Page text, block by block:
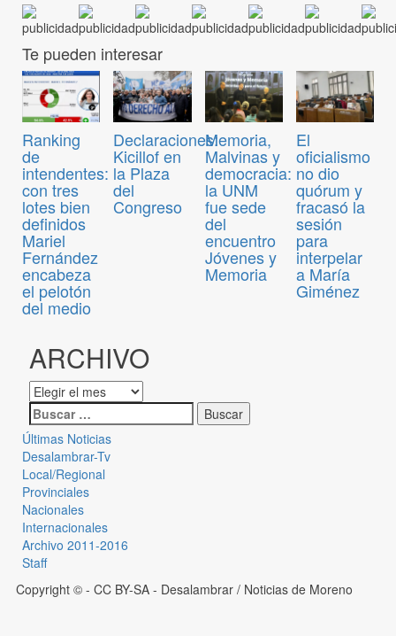
Te pueden interesar
Ranking
de
intendentes:
con tres
lotes bien
definidos
Mariel
Fernández
encabeza
el pelotón
del medio
Declaraciones:
Kicillof en
la Plaza
del
Congreso
Memoria,
Malvinas y
democracia:
la UNM
fue sede
del
encuentro
Jóvenes y
Memoria
El
oficialismo
no dio
quórum y
fracasó la
sesión
para
interpelar
a María
Giménez
ARCHIVO
Últimas Noticias
Desalambrar-Tv
Local/Regional
Provinciales
Nacionales
Internacionales
Archivo 2011-2016
Staff
Copyright © - CC BY-SA - Desalambrar / Noticias de Moreno